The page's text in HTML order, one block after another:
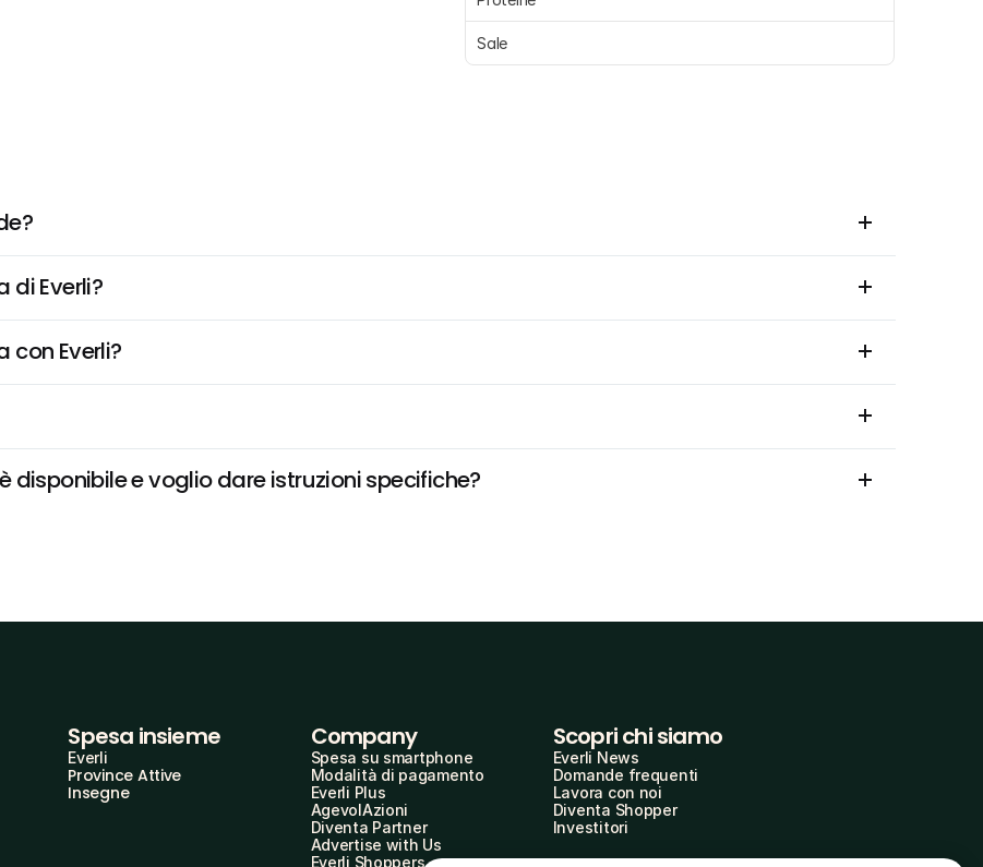
Sale
di Everli?
con Everli?
disponibile e voglio dare istruzioni specifiche?
Spesa insieme
Everli
Province Attive
Insegne
Company
Spesa su smartphone
Modalità di pagamento
Everli Plus
AgevolAzioni
Diventa Partner
Advertise with Us
Everli Shoppers
Scopri chi siamo
Everli News
Domande frequenti
Lavora con noi
Diventa Shopper
Investitori